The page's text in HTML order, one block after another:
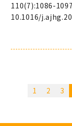
110(7):1086-
10.1016/
1 2 3